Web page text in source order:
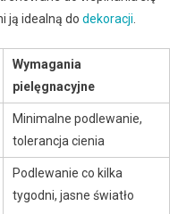
ją idealną do dekoracji
Wymagania
pielęgnacyjne
Minimalne podlewanie,
tolerancja cienia
Podlewanie co kilka
tygodni, jasne światło